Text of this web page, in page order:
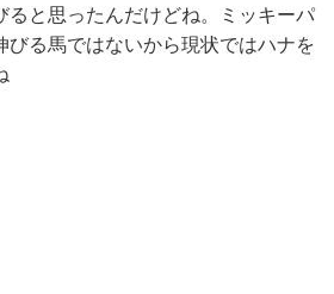
ると思ったんだけどね。ミッキーパ
びる馬ではないから現状ではハナを